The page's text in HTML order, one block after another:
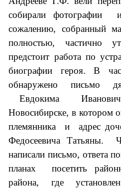
собирали фотографии
сожалению, собранный
полностью, частично
предстоит работа по
биографии героя. В
обнаружено письмо
Евдокима
Новосибирске, в котором
племянника и адрес
Федосеевича Татьяны.
написали письмо, ответа
планах посетить
района, где